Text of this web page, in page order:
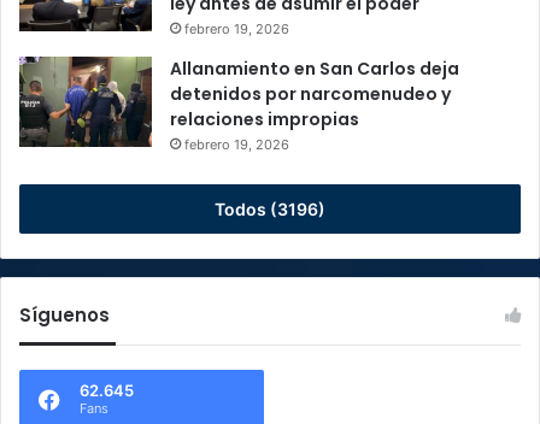
febrero 19, 2026
Allanamiento en San Carlos deja
detenidos por narcomenudeo y
relaciones impropias
febrero 19, 2026
Todos (3196)
Síguenos
62.645
Fans